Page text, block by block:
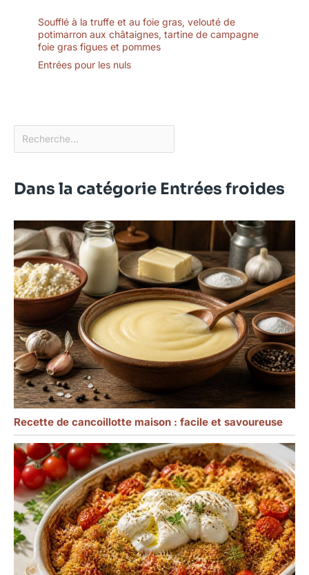
Soufflé à la truffe et au foie gras, velouté de
potimarron aux châtaignes, tartine de campagne
foie gras figues et pommes
Entrées pour les nuls
Dans la catégorie Entrées froides
Recette de cancoillotte maison : facile et savoureuse